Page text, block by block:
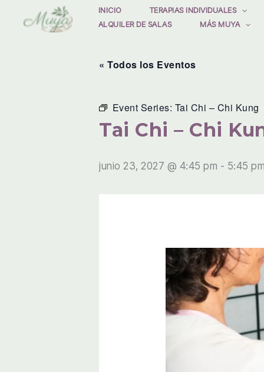
INICIO TERAPIAS INDIVIDUALES
ALQUILER DE SALAS
MÁS MUYA
« Todos los Eventos
Event Series: Tai Chi – Chi Kung
Tai Chi – Chi
junio 23, 2027 @ 4:45 pm - 5:45 pm